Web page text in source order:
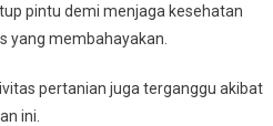
pintu demi menjaga kesehatan
yang membahayakan.
pertanian juga terganggu akibat
ini.